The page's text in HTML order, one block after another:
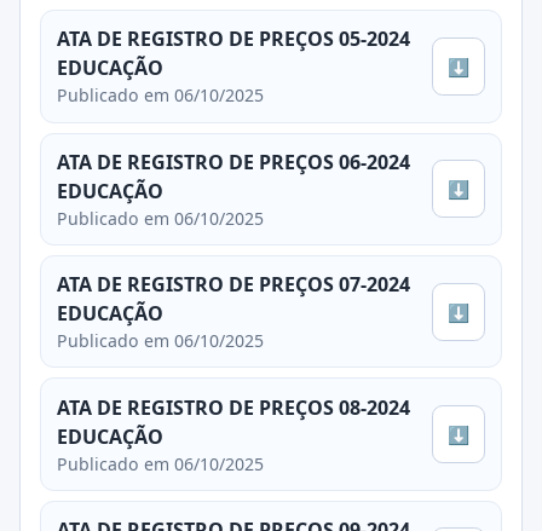
ATA DE REGISTRO DE PREÇOS 05-2024
EDUCAÇÃO
Publicado em 06/10/2025
⬇
ATA DE REGISTRO DE PREÇOS 06-2024
EDUCAÇÃO
Publicado em 06/10/2025
⬇
ATA DE REGISTRO DE PREÇOS 07-2024
EDUCAÇÃO
Publicado em 06/10/2025
⬇
ATA DE REGISTRO DE PREÇOS 08-2024
EDUCAÇÃO
Publicado em 06/10/2025
⬇